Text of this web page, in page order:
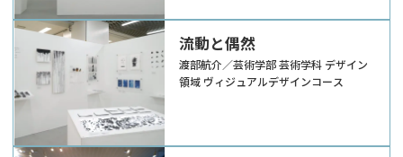
流動と偶然
渡部航介／芸術学部 芸術学科 デザイン
領域 ヴィジュアルデザインコース